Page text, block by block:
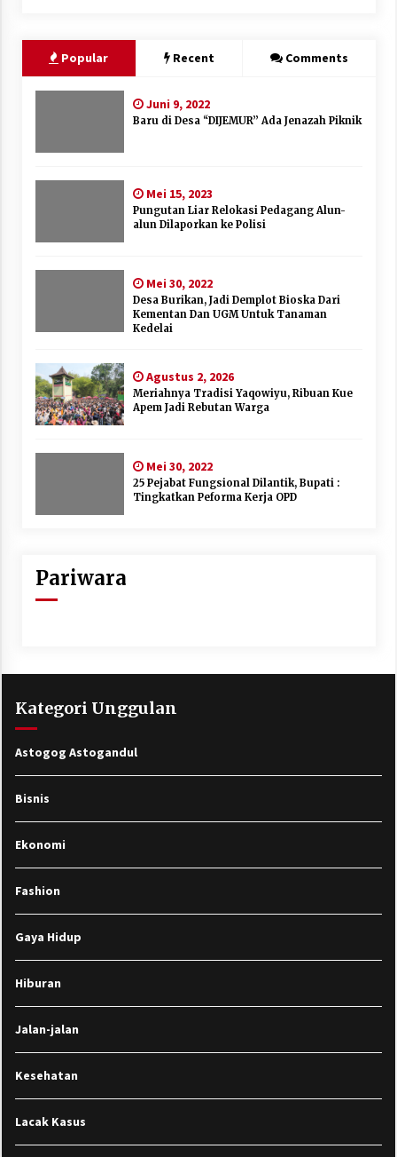
Popular Recent Comments
Juni 9, 2022
Baru di Desa “DIJEMUR” Ada Jenazah Piknik
Mei 15, 2023
Pungutan Liar Relokasi Pedagang Alun-
alun Dilaporkan ke Polisi
Mei 30, 2022
Desa Burikan, Jadi Demplot Bioska Dari
Kementan Dan UGM Untuk Tanaman
Kedelai
Agustus 2, 2026
Meriahnya Tradisi Yaqowiyu, Ribuan Kue
Apem Jadi Rebutan Warga
Mei 30, 2022
25 Pejabat Fungsional Dilantik, Bupati :
Tingkatkan Peforma Kerja OPD
Pariwara
Kategori Unggulan
Astogog Astogandul
Bisnis
Ekonomi
Fashion
Gaya Hidup
Hiburan
Jalan-jalan
Kesehatan
Lacak Kasus